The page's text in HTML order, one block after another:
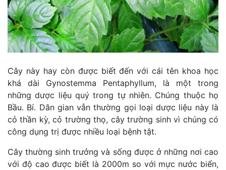
Cây này hay còn được biết đến với cái tên khoa học
khá dài Gynostemma Pentaphyllum, là một trong
những dược liệu quý trong tự nhiên. Chúng thuộc họ
Bầu. Bí. Dân gian vẫn thường gọi loại dược liệu này là
cỏ thần kỳ, cỏ trường thọ, cây trường sinh vì chúng có
công dụng trị được nhiều loại bệnh tật.
Cây thường sinh trưởng và sống được ở những nơi cao
với độ cao được biết là 2000m so với mực nước biển,